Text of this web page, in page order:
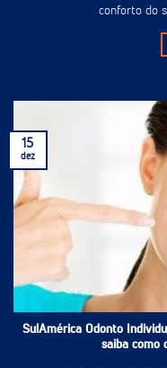
conforto do
SulAmérica Odonto
saiba como
15
dez